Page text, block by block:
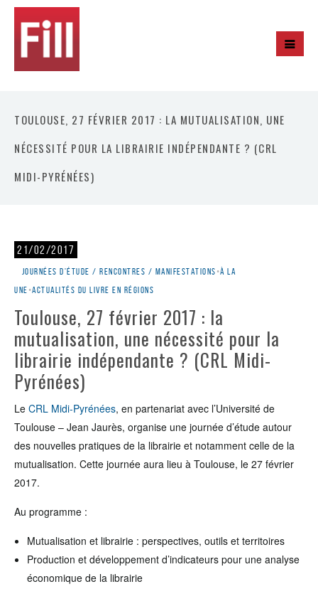
TOULOUSE, 27 FÉVRIER 2017 : LA MUTUALISATION, UNE
NÉCESSITÉ POUR LA LIBRAIRIE INDÉPENDANTE ? (CRL
MIDI-PYRÉNÉES)
21/02/2017
Journées d'étude / rencontres / manifestations •À la
une •Actualités du livre en régions
Toulouse, 27 février 2017 : la
mutualisation, une nécessité pour la
librairie indépendante ? (CRL Midi-
Pyrénées)
Le CRL Midi-Pyrénées, en partenariat avec l’Université de
Toulouse – Jean Jaurès, organise une journée d’étude autour
des nouvelles pratiques de la librairie et notamment celle de la
mutualisation. Cette journée aura lieu à Toulouse, le 27 février
2017.
Au programme :
Mutualisation et librairie : perspectives, outils et territoires
Production et développement d’indicateurs pour une analyse
économique de la librairie